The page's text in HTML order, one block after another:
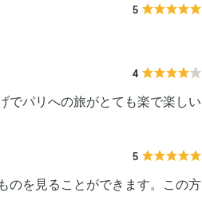
5
4
でパリへの旅がとても楽で楽しい
5
のを見ることができます。この方